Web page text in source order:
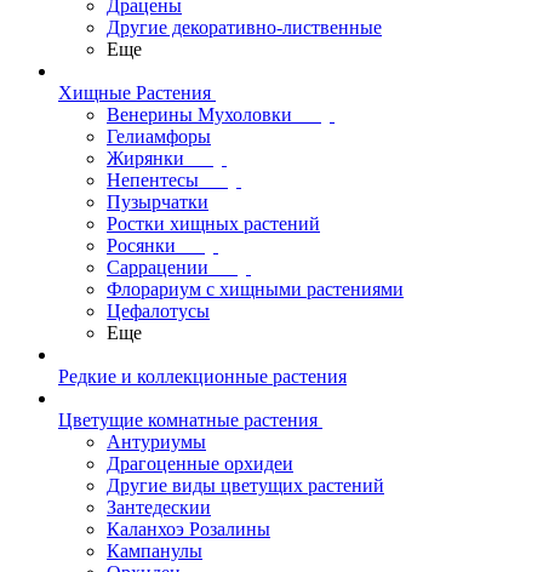
Драцены
Другие декоративно-лиственные
Еще
Хищные Растения
Венерины Мухоловки
Гелиамфоры
Жирянки
Непентесы
Пузырчатки
Ростки хищных растений
Росянки
Саррацении
Флорариум с хищными растениями
Цефалотусы
Еще
Редкие и коллекционные растения
Цветущие комнатные растения
Антуриумы
Драгоценные орхидеи
Другие виды цветущих растений
Зантедескии
Каланхоэ Розалины
Кампанулы